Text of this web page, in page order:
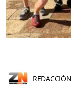
REDACCIÓN